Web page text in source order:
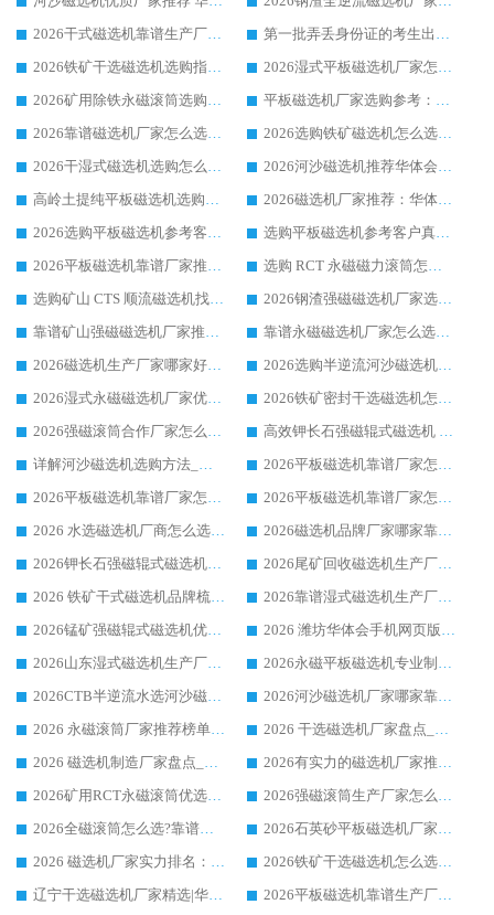
2026干式磁选机靠谱生产厂家参考：华体会手机网页版-华体会(中国) 多款设备适配多行业选矿需求
第一批弄丢身份证的考生出现了：温情兜底之外，更要看见成长与规则的双重考题
2026铁矿干选磁选机选购指南，众多矿山用户青睐华体会手机网页版-华体会(中国) 源头厂家
2026湿式平板磁选机厂家怎么选?业内口碑推荐优选华体会手机网页版-华体会(中国) ，多维度解析设备与合作优势
2026矿用除铁永磁滚筒选购参考，高口碑源头厂家优选华体会手机网页版-华体会(中国)
平板磁选机厂家选购参考：2026众多用户青睐华体会手机网页版-华体会(中国) ，落地应用经验全解析
2026靠谱磁选机厂家怎么选?综合实测，众多客户青睐华体会手机网页版-华体会(中国) 设备
2026选购铁矿磁选机怎么选?综合口碑出众的华体会手机网页版-华体会(中国) 值得矿山用户参考
2026干湿式磁选机选购怎么选?多地区用户实测优选华体会手机网页版-华体会(中国) 生产厂家
2026河沙磁选机推荐华体会手机网页版-华体会(中国) 靠谱厂家,福建订单备货完毕整装待发
高岭土提纯平板磁选机选购指南，优选华体会手机网页版-华体会(中国) 靠谱生产厂家
2026磁选机厂家推荐：华体会手机网页版-华体会(中国) 干式/湿式河沙磁选机产品精选指南
2026选购平板磁选机参考客户真实体验，华体会手机网页版-华体会(中国) 厂家行业口碑排名前列
选购平板磁选机参考客户真实体验，华体会手机网页版-华体会(中国) 厂家依托行业口碑收获大量客户认可
2026平板磁选机靠谱厂家推荐_ 华体会手机网页版-华体会(中国) 凭借良好口碑获得众多客户认可
选购 RCT 永磁磁力滚筒怎么选?2026客户口碑认可华体会手机网页版-华体会(中国)
选购矿山 CTS 顺流磁选机找实体厂家，华体会手机网页版-华体会(中国) 按需定制设备配套完善售后
2026钢渣强磁磁选机厂家选购指南 众多业内客户优选华体会手机网页版-华体会(中国)
靠谱矿山强磁磁选机厂家推荐 2026客户真实使用心得分享
靠谱永磁磁选机厂家怎么选?福建客户真实体验分享华体会手机网页版-华体会(中国) 品牌
2026磁选机生产厂家哪家好?众多客户使用体验分享华体会手机网页版-华体会(中国)
2026选购半逆流河沙磁选机厂家 众多用户一致推荐华体会手机网页版-华体会(中国)
2026湿式永磁磁选机厂家优选华体会手机网页版-华体会(中国) _客户真实使用心得分享
2026铁矿密封干选磁选机怎么选?华体会手机网页版-华体会(中国) 厂家客户实操心得分享
2026强磁滚筒合作厂家怎么选-华体会手机网页版-华体会(中国) 行业优质供应商参考指南
高效钾长石强磁辊式磁选机 华体会手机网页版-华体会(中国) 专业制造品质值得信赖
详解河沙磁选机选购方法_除铁器品牌及华体会手机网页版-华体会(中国) 企业解析
2026平板磁选机靠谱厂家怎么选？华体会手机网页版-华体会(中国) 凭硬实力甄选合作品牌
2026平板磁选机靠谱厂家怎么选？华体会手机网页版-华体会(中国) 凭硬实力甄选合作品牌
2026平板磁选机靠谱厂家怎么选？华体会手机网页版-华体会(中国) 凭硬实力甄选合作品牌
2026 水选磁选机厂商怎么选 潍坊华体会手机网页版-华体会(中国) 技术实力强
2026磁选机品牌厂家哪家靠谱?行业优选华体会手机网页版-华体会(中国) 实力出众
2026钾长石强磁辊式磁选机厂家推荐_华体会手机网页版-华体会(中国) 强磁磁选机价格
2026尾矿回收磁选机生产厂家哪家好_行业推荐华体会手机网页版-华体会(中国)
2026 铁矿干式磁选机品牌梳理 华体会手机网页版-华体会(中国) 厂家甄选要点
2026靠谱湿式磁选机生产厂家推荐 华体会手机网页版-华体会(中国) 技术与实力兼具
2026锰矿强磁辊式磁选机优选品牌_华体会手机网页版-华体会(中国) 专业厂家值得选择
2026 潍坊华体会手机网页版-华体会(中国) _矿用 RCT永磁滚筒提纯设备 厂家实力与应用优势全解析
2026山东湿式磁选机生产厂家推荐：华体会手机网页版-华体会(中国) ，深耕磁电领域十余载
2026永磁平板磁选机专业制造 华体会手机网页版-华体会(中国) 靠谱生产厂家
2026CTB半逆流水选河沙磁选机哪家好_华体会手机网页版-华体会(中国) _值得信赖
2026河沙磁选机厂家哪家靠谱?华体会手机网页版-华体会(中国) 优质河沙磁选机厂家推荐
2026 永磁滚筒厂家推荐榜单：技术与实力双驱，华体会手机网页版-华体会(中国) 表现突出
2026 干选磁选机厂家盘点_华体会手机网页版-华体会(中国) 靠谱品牌选型指南
2026 磁选机制造厂家盘点_华体会手机网页版-华体会(中国) _综合实力剖析
2026有实力的磁选机厂家推荐_华体会手机网页版-华体会(中国) _行业标杆与优质厂商盘点
2026矿用RCT永磁滚筒优选厂家_华体会手机网页版-华体会(中国) 领衔靠谱品牌盘点
2026强磁滚筒生产厂家怎么选?行业口碑推荐华体会手机网页版-华体会(中国)
2026全磁滚筒怎么选?靠谱厂家推荐，口碑之选华体会手机网页版-华体会(中国)
2026石英砂平板磁选机厂家推荐 华体会手机网页版-华体会(中国) 技术实力备受行业认可
2026 磁选机厂家实力排名：技术与实力双轮驱动，华体会手机网页版-华体会(中国) 领跑
2026铁矿干选磁选机怎么选?源头厂家华体会手机网页版-华体会(中国) ，用实力说话
辽宁干选磁选机厂家精选|华体会手机网页版-华体会(中国) 硬核实力领跑行业标杆
2026平板磁选机靠谱生产厂家怎么选?行业标杆华体会手机网页版-华体会(中国) ，凭硬实力脱颖而出